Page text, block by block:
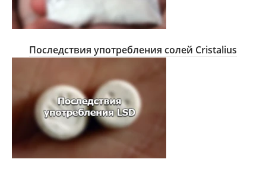
Последствия употребления солей Cristalius